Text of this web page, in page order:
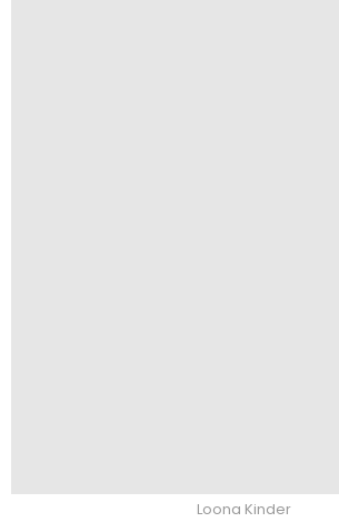
Loona Kinder